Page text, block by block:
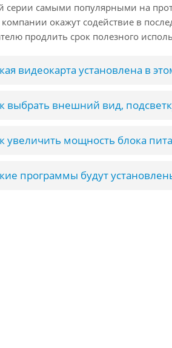
серии самыми популярными на
окажут содействие в
продлить срок полезного
видеокарта установлена в
выбрать внешний вид,
увеличить мощность блока
программы будут